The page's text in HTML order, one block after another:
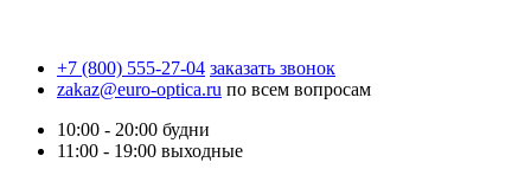
+7 (800) 555-27-04 заказать звонок
zakaz@euro-optica.ru по всем вопросам
10:00 - 20:00 будни
11:00 - 19:00 выходные